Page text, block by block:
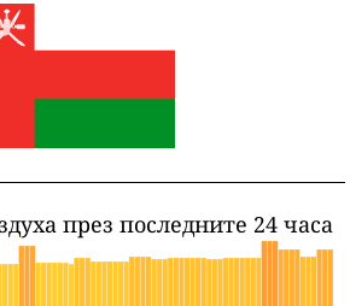
през последните 24 часа